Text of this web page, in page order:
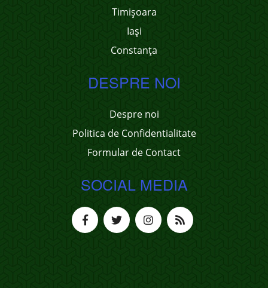
Timișoara
Iași
Constanța
DESPRE NOI
Despre noi
Politica de Confidentialitate
Formular de Contact
SOCIAL MEDIA